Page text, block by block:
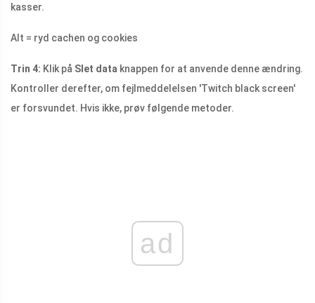
kasser.
Alt = ryd cachen og cookies
Trin 4: Klik på Slet data knappen for at anvende denne ændring.
Kontroller derefter, om fejlmeddelelsen 'Twitch black screen'
er forsvundet. Hvis ikke, prøv følgende metoder.
ad